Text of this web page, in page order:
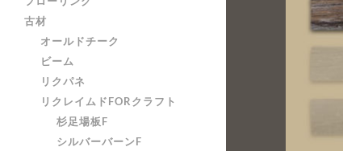
古材
オールドチーク
ビーム
リクパネ
リクレイムドFORクラフト
杉足場板F
シルバーバーンF